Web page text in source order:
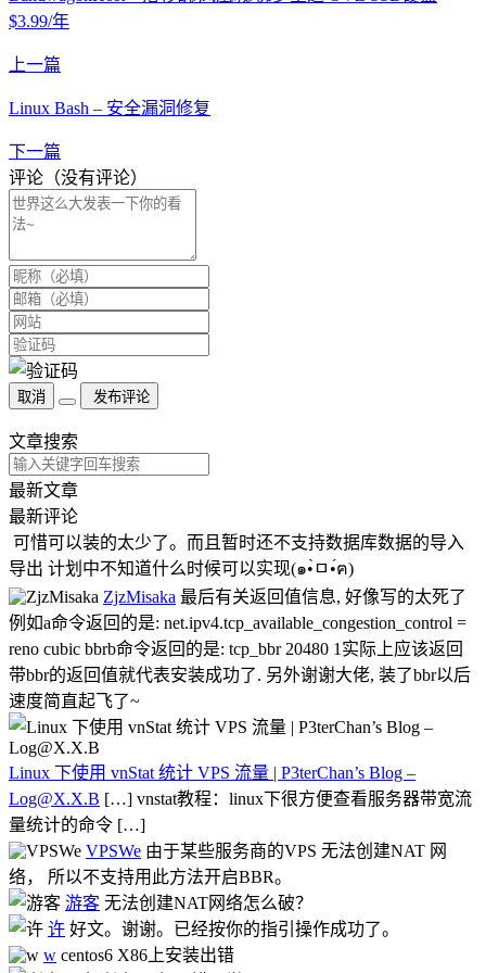
$3.99/年
上一篇
Linux Bash – 安全漏洞修复
下一篇
评论（没有评论）
取消 发布评论
文章搜索
最新文章
最新评论
可惜可以装的太少了。而且暂时还不支持数据库数据的导入
导出 计划中不知道什么时候可以实现(๑•̀ㅁ•́ฅ)
ZjzMisaka 最后有关返回值信息, 好像写的太死了
例如a命令返回的是: net.ipv4.tcp_available_congestion_control =
reno cubic bbrb命令返回的是: tcp_bbr 20480 1实际上应该返回
带bbr的返回值就代表安装成功了. 另外谢谢大佬, 装了bbr以后
速度简直起飞了~
Linux 下使用 vnStat 统计 VPS 流量 | P3terChan’s Blog –
Log@X.X.B […] vnstat教程：linux下很方便查看服务器带宽流
量统计的命令 […]
VPSWe 由于某些服务商的VPS 无法创建NAT 网
络， 所以不支持用此方法开启BBR。
游客 无法创建NAT网络怎么破？
许 好文。谢谢。已经按你的指引操作成功了。
w centos6 X86上安装出错